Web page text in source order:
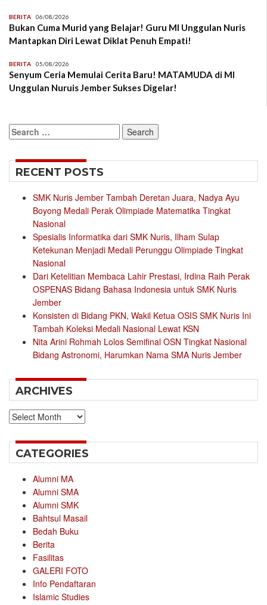
BERITA 06/08/2026
Bukan Cuma Murid yang Belajar! Guru MI Unggulan Nuris
Mantapkan Diri Lewat Diklat Penuh Empati!
BERITA 05/08/2026
Senyum Ceria Memulai Cerita Baru! MATAMUDA di MI
Unggulan Nuruis Jember Sukses Digelar!
Search
for:
RECENT POSTS
SMK Nuris Jember Tambah Deretan Juara, Nadya Ayu
Boyong Medali Perak Olimpiade Matematika Tingkat
Nasional
Spesialis Informatika dari SMK Nuris, Ilham Sulap
Ketekunan Menjadi Medali Perunggu Olimpiade Tingkat
Nasional
Dari Ketelitian Membaca Lahir Prestasi, Irdina Raih Perak
OSPENAS Bidang Bahasa Indonesia untuk SMK Nuris
Jember
Konsisten di Bidang PKN, Wakil Ketua OSIS SMK Nuris Ini
Tambah Koleksi Medali Nasional Lewat KSN
Nita Arini Rohmah Lolos Semifinal OSN Tingkat Nasional
Bidang Astronomi, Harumkan Nama SMA Nuris Jember
ARCHIVES
Archives
CATEGORIES
Alumni MA
Alumni SMA
Alumni SMK
Bahtsul Masail
Bedah Buku
Berita
Fasilitas
GALERI FOTO
Info Pendaftaran
Islamic Studies